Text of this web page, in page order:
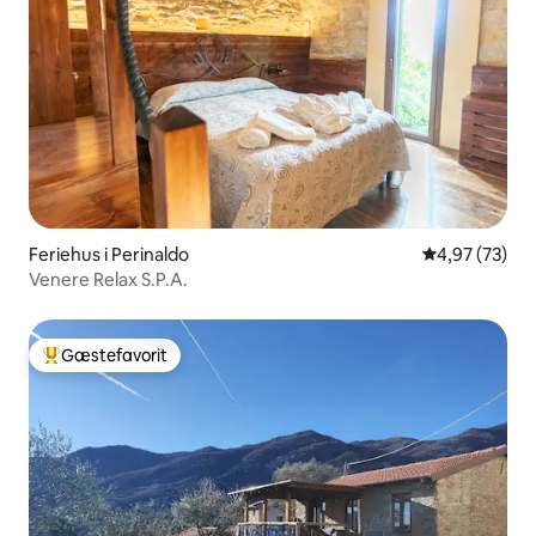
Feriehus i Perinaldo 4,97 ud af 5 i
4,97 (73)
Venere Relax S.P.A.
Bedste gæstefavorit
Gæstefavorit